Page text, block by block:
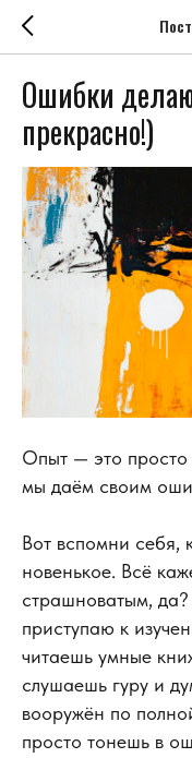
Ошибки
прекрасно!)
Опыт — это просто
мы даём своим
Вот вспомни себя,
новенькое. Всё
страшноватым,
приступаю к
читаешь умные
слушаешь гуру и
вооружён по
просто тонешь в